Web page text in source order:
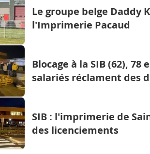
Le groupe belge Daddy
l'Imprimerie Pacaud
Blocage à la SIB (62), 78
salariés réclament des
SIB : l'imprimerie de
des licenciements